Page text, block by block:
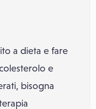
a dieta e fare
e
bisogna